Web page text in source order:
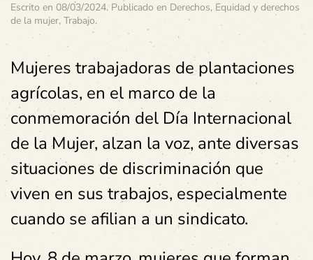
Escrito en 08/03/2024. Publicado en Derechos, Equidad y derechos
de la mujer, Trabajo.
Mujeres trabajadoras de plantaciones
agrícolas, en el marco de la
conmemoración del Día Internacional
de la Mujer, alzan la voz, ante diversas
situaciones de discriminación que
viven en sus trabajos, especialmente
cuando se afilian a un sindicato.